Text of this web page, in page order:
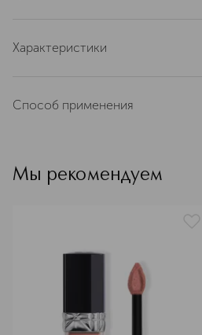
Характеристики
тип продукта
рефилл, сменный блок, пудра,
текстура
Способ применения
Мы рекомендуем